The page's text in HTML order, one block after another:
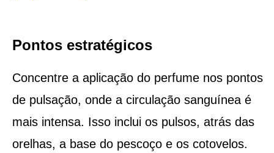
Pontos estratégicos
Concentre a aplicação do perfume nos pontos
de pulsação, onde a circulação sanguínea é
mais intensa. Isso inclui os pulsos, atrás das
orelhas, a base do pescoço e os cotovelos.